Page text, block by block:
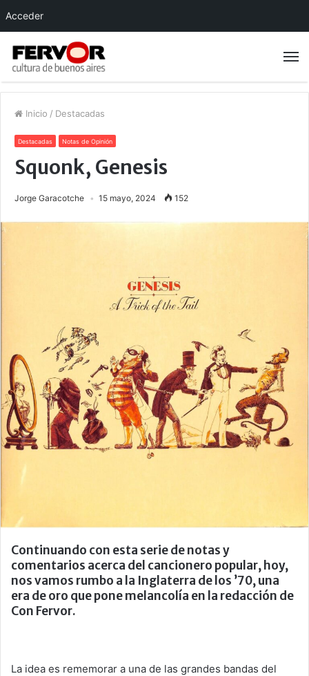
Inicio / Destacadas
Destacadas Notas de Opinión
Squonk, Genesis
Jorge Garacotche 15 mayo, 2024 152
Continuando con esta serie de notas y
comentarios acerca del cancionero popular, hoy,
nos vamos rumbo a la Inglaterra de los ’70, una
era de oro que pone melancolía en la redacción de
Con Fervor.
La idea es rememorar a una de las grandes bandas del
Acceder